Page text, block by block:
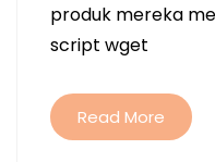
produk mereka
script wget
Read More